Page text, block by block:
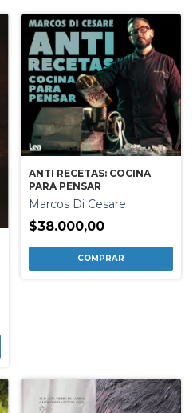
ANTI RECETAS: COCINA
PARA PENSAR
Marcos Di Cesare
$38.000,00